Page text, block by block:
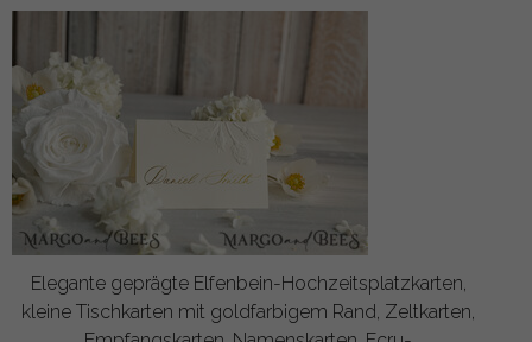
Elegante geprägte Elfenbein-Hochzeitsplatzkarten,
kleine Tischkarten mit goldfarbigem Rand, Zeltkarten,